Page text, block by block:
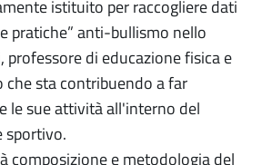
istituito per raccogliere dati
pratiche” anti-bullismo nello
professore di educazione fisica e
che sta contribuendo a far
le sue attività all'interno del
sportivo.
composizione e metodologia del